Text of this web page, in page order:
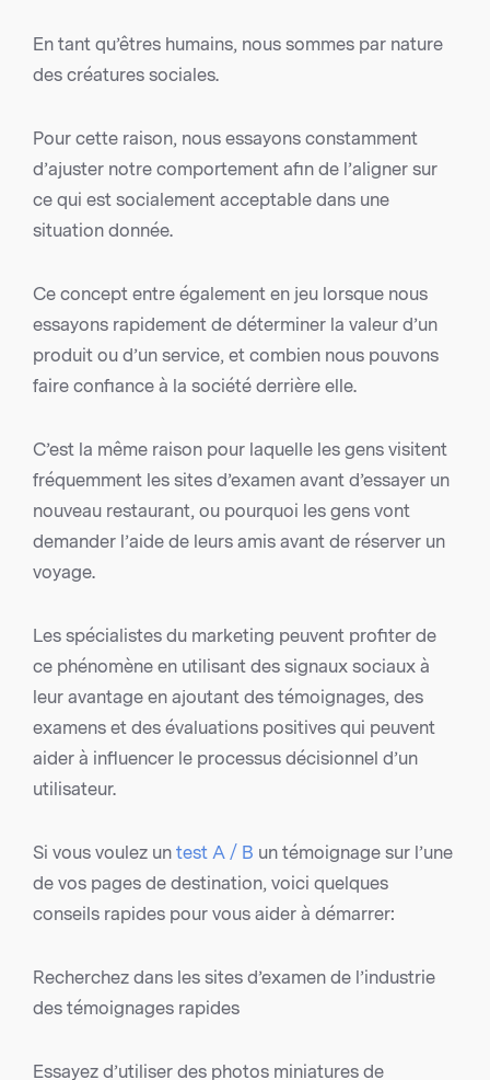
En tant qu’êtres humains, nous sommes par nature
des créatures sociales.
Pour cette raison, nous essayons constamment
d’ajuster notre comportement afin de l’aligner sur
ce qui est socialement acceptable dans une
situation donnée.
Ce concept entre également en jeu lorsque nous
essayons rapidement de déterminer la valeur d’un
produit ou d’un service, et combien nous pouvons
faire confiance à la société derrière elle.
C’est la même raison pour laquelle les gens visitent
fréquemment les sites d’examen avant d’essayer un
nouveau restaurant, ou pourquoi les gens vont
demander l’aide de leurs amis avant de réserver un
voyage.
Les spécialistes du marketing peuvent profiter de
ce phénomène en utilisant des signaux sociaux à
leur avantage en ajoutant des témoignages, des
examens et des évaluations positives qui peuvent
aider à influencer le processus décisionnel d’un
utilisateur.
Si vous voulez un test A / B un témoignage sur l’une
de vos pages de destination, voici quelques
conseils rapides pour vous aider à démarrer:
Recherchez dans les sites d’examen de l’industrie
des témoignages rapides
Essayez d’utiliser des photos miniatures de